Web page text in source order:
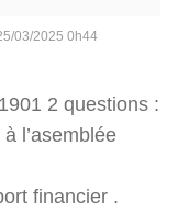
03/2025 0h44
2 questions :
l’asemblée
financier .